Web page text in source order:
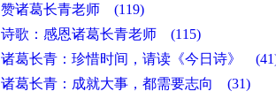
赞诸葛长青老师 (119)
诗歌：感恩诸葛长青老师 (115)
诸葛长青：珍惜时间，请读《今日诗》
诸葛长青：成就大事，都需要志向 (31)